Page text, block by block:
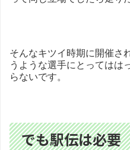
そんなキツイ時期に開催さ
うような選手にとってはは
らないです。
でも駅伝は必要